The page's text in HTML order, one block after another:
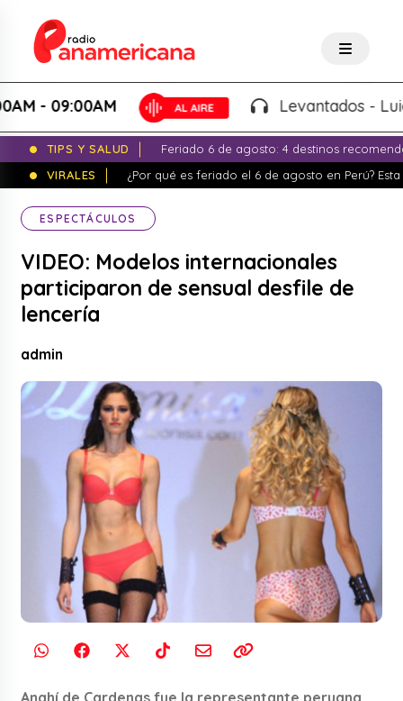
09:00AM Levantados - Luigui
TIPS Y SALUD
Feriado 6 de agosto: 4 destinos
VIRALES
¿Por qué es feriado el 6 de agosto en Perú?
ESPECTÁCULOS
VIDEO: Modelos internacionales
participaron de sensual desfile de
lencería
admin